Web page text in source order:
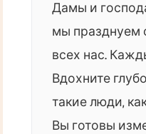
Дамы и
мы празднуем
всех нас.
Вдохните
такие люди,
Вы готовы